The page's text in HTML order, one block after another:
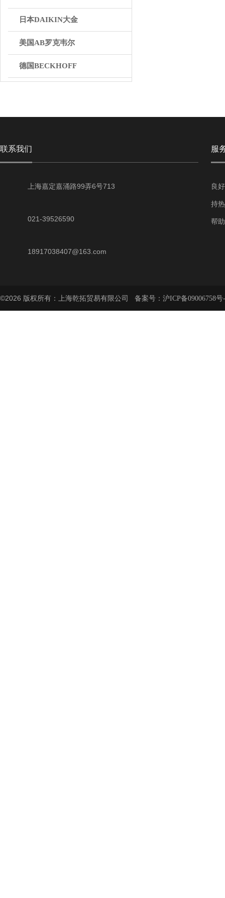
日本DAIKIN大金
美国AB罗克韦尔
德国BECKHOFF
联系我们
上海嘉定嘉涌路99弄6号713
021-39526590
18917038407@163.com
服
良
持
帮
©2026 版权所有：上海乾拓贸易有限公司 备案号： 沪ICP备09006758号